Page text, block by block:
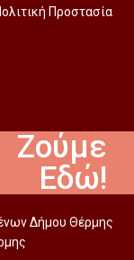
Προστασία
Ζούμε
Εδώ!
Δήμου Θέρμης